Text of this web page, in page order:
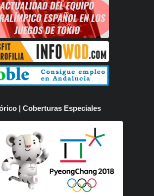
| Coberturas Especiales